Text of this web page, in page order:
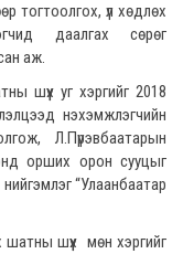
тогтоолгох, үл хөдлөх
даалгах сөрөг
аж.
шүүх уг хэргийг 2018
нэхэмжлэгчийн
Л.Пүрэвбаатарын
орших орон сууцыг
“Улаанбаатар
шүүх мөн хэргийг